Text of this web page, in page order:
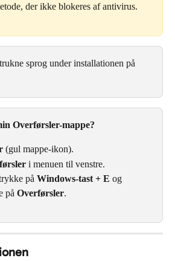
der ikke blokeres af antivirus.
sprog under installationen på
Overførsler-mappe?
(gul mappe-ikon).
i menuen til venstre.
på Windows-tast + E og
på Overførsler.